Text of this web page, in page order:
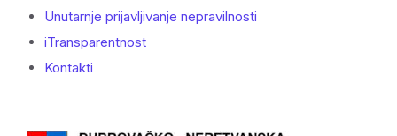
Unutarnje prijavljivanje nepravilnosti
iTransparentnost
Kontakti